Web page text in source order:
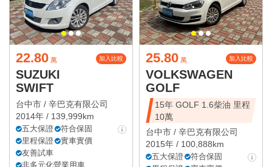
22.80 萬 加入比較
SUZUKI
SWIFT
台中市 / 辛巴克有限公司
2014年 / 139,999km
五大保證
符合保固
里程保證
實車實價
友善試車
非多元化營業用車
25.80 萬 加入比較
VOLKSWAGEN
GOLF
15年 GOLF 1.6柴油 里程
10萬
台中市 / 辛巴克有限公司
2015年 / 100,888km
五大保證
符合保固